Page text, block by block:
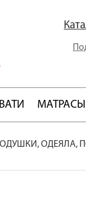
МАТРАСЫ
ОДЕЯЛА,